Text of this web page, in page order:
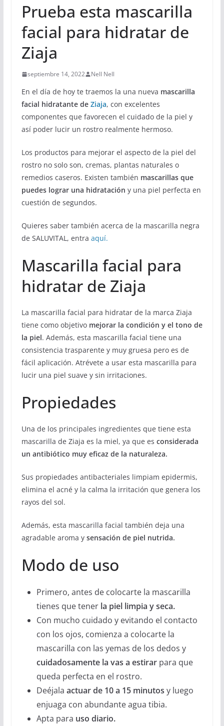
Prueba esta mascarilla
facial para hidratar de
Ziaja
septiembre 14, 2022 Nell Nell
En el día de hoy te traemos la una nueva mascarilla
facial hidratante de Ziaja, con excelentes
componentes que favorecen el cuidado de la piel y
así poder lucir un rostro realmente hermoso.
Los productos para mejorar el aspecto de la piel del
rostro no solo son, cremas, plantas naturales o
remedios caseros. Existen también mascarillas que
puedes lograr una hidratación y una piel perfecta en
cuestión de segundos.
Quieres saber también acerca de la mascarilla negra
de SALUVITAL, entra aquí.
Mascarilla facial para
hidratar de Ziaja
La mascarilla facial para hidratar de la marca Ziaja
tiene como objetivo mejorar la condición y el tono de
la piel. Además, esta mascarilla facial tiene una
consistencia trasparente y muy gruesa pero es de
fácil aplicación. Atrévete a usar esta mascarilla para
lucir una piel suave y sin irritaciones.
Propiedades
Una de los principales ingredientes que tiene esta
mascarilla de Ziaja es la miel, ya que es considerada
un antibiótico muy eficaz de la naturaleza.
Sus propiedades antibacteriales limpiam epidermis,
elimina el acné y la calma la irritación que genera los
rayos del sol.
Además, esta mascarilla facial también deja una
agradable aroma y sensación de piel nutrida.
Modo de uso
Primero, antes de colocarte la mascarilla
tienes que tenerla piel limpia y seca.
Con mucho cuidado y evitando el contacto
con los ojos, comienza a colocarte la
mascarilla con las yemas de los dedos y
cuidadosamente la vas a estirarpara que
queda perfecta en el rostro.
Deéjala actuar de 10 a 15 minutos y luego
enjuaga con abundante agua tibia.
Apta para uso diario.